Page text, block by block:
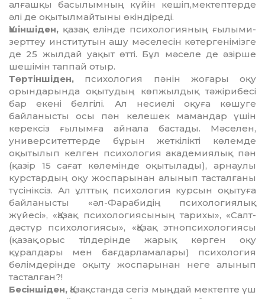
алғашқы басылымның күйін кешіп,мектептерде
әлі де оқы­тыл­майтыны өкіндіреді.
Үшіншіден, қазақ елінде психология­ның ғылыми-
зерттеу институтын ашу мә­селесін көтергенімізге
де 25 жылдай уа­қыт өтті. Бұл мәселе де әзірше
шешімін тап­пай отыр.
Төртіншіден, психология пәнін жоға­ры оқу
орындарында оқытудың көпжыл­дық тәжірибесі
бар екені белгілі. Ал не­сие­лі оқу­ға көшуге
байланысты осы пән келешек мамандар үшін
керексіз ғылым­ға ай­нала бастады. Мәселен,
университеттерде бұрын жеткілікті көлемде
оқыты­лып келген психология академиялық пән
(қазір 15 сағат көлемінде оқытыла­ды), арнаулы
курстардың оқу жоспарынан алы­нып тасталғаны
түсініксіз. Ал ұлттық психология курсын оқытуға
байланысты «әл-Фарабидің психологиялық
жүйесі», «Қазақ психологиясының тарихы», «Салт-
дәстүр психологиясы», «Қазақ этнопсихологиясы
(қазақ,орыс тілдерінде жарық көр­ген оқу
құралдары мен бағдар­ла­малары) психология
бөлімдерінде оқыту жоспарынан неге алынып
тасталған?!
Бесіншіден, Қазақстанда сегіз мың­дай мектепте үш